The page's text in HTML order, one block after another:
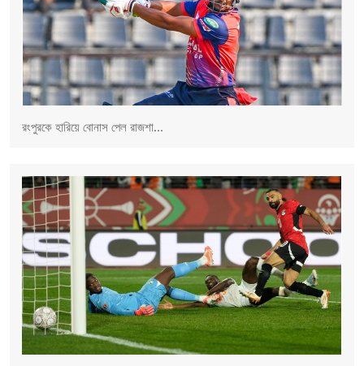
রংপুরকে হারিয়ে বোনাস পেল রাজশা...